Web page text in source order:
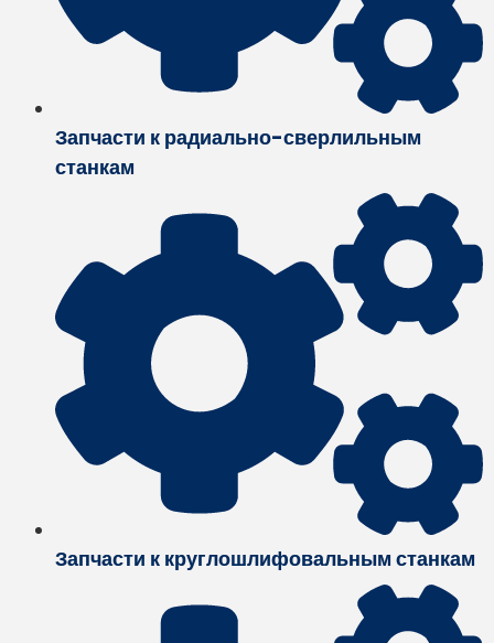
Запчасти к радиально-сверлильным
станкам
Запчасти к круглошлифовальным станкам